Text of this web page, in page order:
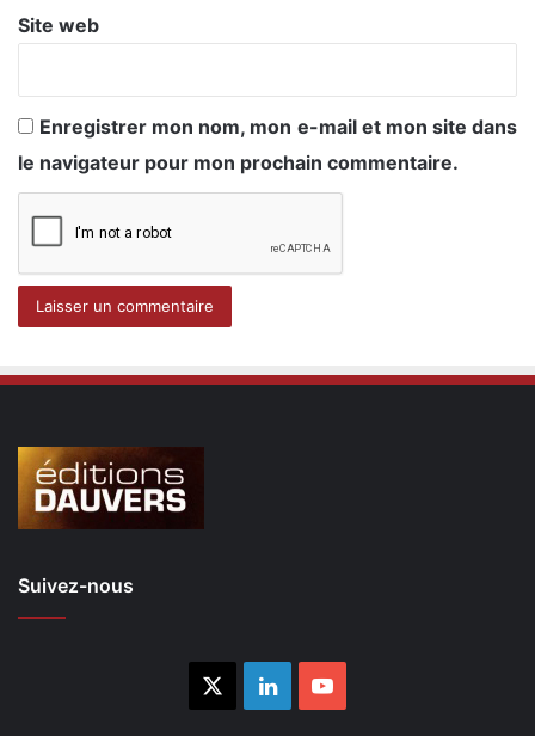
Site web
Enregistrer mon nom, mon e-mail et mon site dans
le navigateur pour mon prochain commentaire.
Suivez-nous
LinkedinYouTube